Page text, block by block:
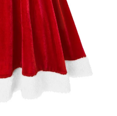
-42%